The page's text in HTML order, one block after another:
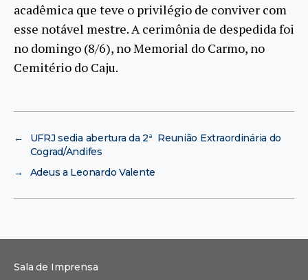
acadêmica que teve o privilégio de conviver com
esse notável mestre. A cerimônia de despedida foi
no domingo (8/6), no Memorial do Carmo, no
Cemitério do Caju.
←
UFRJ sedia abertura da 2ª Reunião Extraordinária do
Cograd/Andifes
→
Adeus a Leonardo Valente
Sala de Imprensa